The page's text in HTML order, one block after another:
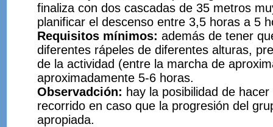
finaliza con dos cascadas de 35 metros
planificar el descenso entre 3,5 horas a 5
Requisitos mínimos: además de tener
diferentes rápeles de diferentes alturas,
de la actividad (entre la marcha de
aproximadamente 5-6 horas.
Observadción: hay la posibilidad de
recorrido en caso que la progresión del
apropiada.